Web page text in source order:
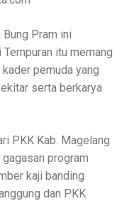
Pram ini
itu memang
pemuda yang
serta berkarya
PKK Kab. Magelang
program
kaji banding
dan PKK